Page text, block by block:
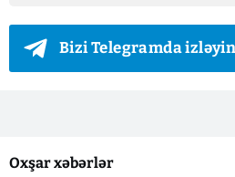
Bizi Telegramda izləyin
Oxşar xəbərlər